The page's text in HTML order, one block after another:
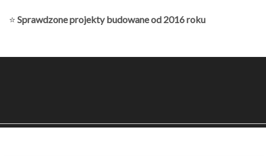
⭐ Sprawdzone projekty budowane od 2016 roku